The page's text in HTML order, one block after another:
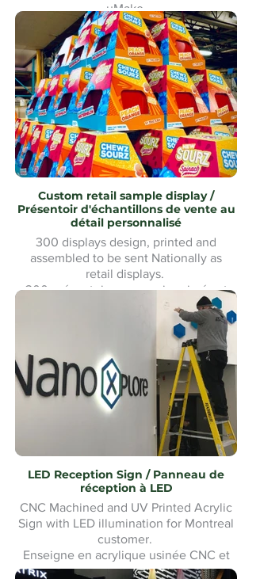
uMake
Modélisé en 3D, usiné CNC et
assemblé avec revêtement en acier
inoxydable uMake MontréalMontreal
Custom retail sample display /
Présentoir d'échantillons de vente au
détail personnalisé
300 displays design, printed and
assembled to be sent Nationally as
retail displays.
300 présentoirs conçus, imprimés et
assemblés pour être expédiés à
l'échelle nationale comme présentoirs
de vente au détail.
LED Reception Sign / Panneau de
réception à LED
CNC Machined and UV Printed Acrylic
Sign with LED illumination for Montreal
customer.
Enseigne en acrylique usinée CNC et
imprimée UV avec éclairage LED pour